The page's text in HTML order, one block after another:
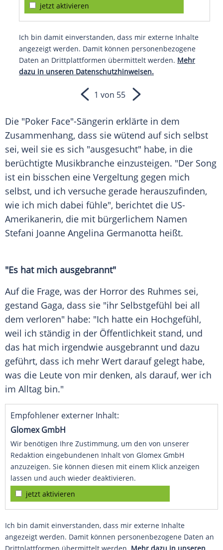
jetzt aktivieren
Ich bin damit einverstanden, dass mir externe Inhalte
angezeigt werden. Damit können personenbezogene
Daten an Drittplattformen übermittelt werden. Mehr
dazu in unseren Datenschutzhinweisen.
1 von 55
Die "Poker Face"-Sängerin erklärte in dem
Zusammenhang, dass sie wütend auf sich selbst
sei, weil sie es sich "ausgesucht" habe, in die
berüchtigte Musikbranche einzusteigen. "Der Song
ist ein bisschen eine Vergeltung gegen mich
selbst, und ich versuche gerade herauszufinden,
wie ich mich dabei fühle", berichtet die US-
Amerikanerin, die mit bürgerlichem Namen
Stefani Joanne Angelina Germanotta heißt.
"Es hat mich ausgebrannt"
Auf die Frage, was der Horror des Ruhmes sei,
gestand Gaga, dass sie "ihr Selbstgefühl bei all
dem verloren" habe: "Ich hatte ein Hochgefühl,
weil ich ständig in der Öffentlichkeit stand, und
das hat mich irgendwie ausgebrannt und dazu
geführt, dass ich mehr Wert darauf gelegt habe,
was die Leute von mir denken, als darauf, wer ich
im Alltag bin."
Empfohlener externer Inhalt:
Glomex GmbH
Wir benötigen Ihre Zustimmung, um den von unserer
Redaktion eingebundenen Inhalt von Glomex GmbH
anzuzeigen. Sie können diesen mit einem Klick anzeigen
lassen und auch wieder deaktivieren.
jetzt aktivieren
Ich bin damit einverstanden, dass mir externe Inhalte
angezeigt werden. Damit können personenbezogene Daten an